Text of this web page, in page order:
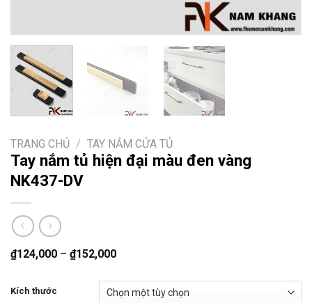
TRANG CHỦ / TAY NẮM CỬA TỦ
Tay nắm tủ hiện đại màu đen vàng
NK437-DV
₫124,000 – ₫152,000
Kích thước